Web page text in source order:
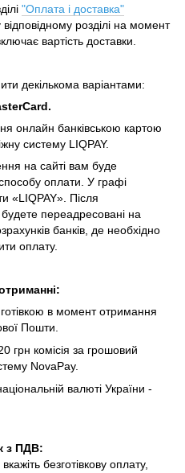
"Оплата і доставка"
розділі на момент
вартість доставки.
декількома варіантами:
онлайн банківською картою
систему LIQPAY.
на сайті вам буде
оплати. У графі
«LIQPAY». Після
переадресовані на
банків, де необхідно
оплату.
в момент отримання
Пошти.
грн комісія за грошовий
NovaPay.
валюті України -
з ПДВ:
безготівкову оплату,